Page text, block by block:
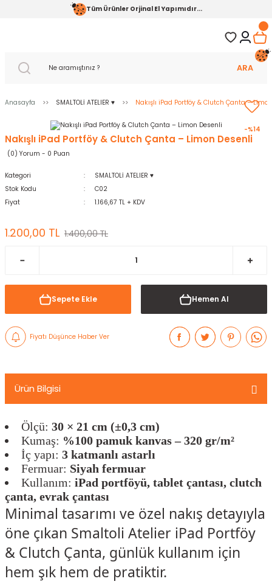
Tüm Ürünler Orjinal El Yapımıdır...
ARA
Anasayfa SMALTOLİ ATELIER ♥️ Nakışlı iPad Portföy & Clutch Çanta –
-%14
Nakışlı iPad Portföy & Clutch Çanta – Limon Desenli
(0) Yorum - 0 Puan
Kategori
SMALTOLİ ATELIER ♥️
Stok Kodu
C02
Fiyat
1.166,67 TL + KDV
1.200,00 TL 1.400,00 TL
Sepete Ekle Hemen Al
Fiyatı Düşünce Haber Ver
Ürün Bilgisi
Ölçü: 30 × 21 cm (±0,3 cm)
Kumaş: %100 pamuk kanvas – 320 gr/m²
İç yapı: 3 katmanlı astarlı
Fermuar: Siyah fermuar
Kullanım: iPad portföyü, tablet çantası, clutch
çanta, evrak çantası
Minimal tasarımı ve özel nakış detayıyla
öne çıkan Smaltoli Atelier iPad Portföy
& Clutch Çanta, günlük kullanım için
hem şık hem de pratiktir.